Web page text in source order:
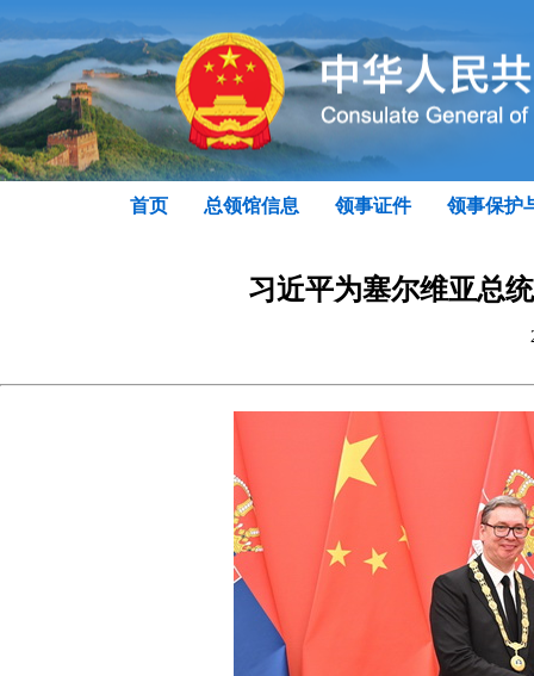
首页 总领馆信息 领事证件 领事保护
习近平为塞尔维亚总